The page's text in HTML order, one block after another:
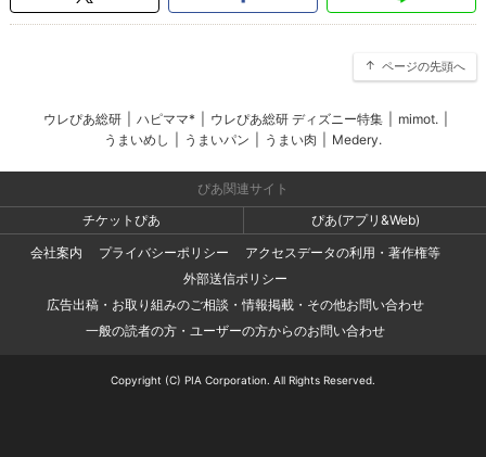
ページの先頭へ
ウレぴあ総研 ハピママ* ウレぴあ総研 ディズニー特集 mimot.
うまいめし
うまいパン うまい肉 Medery.
ぴあ関連サイト
チケットぴあ
ぴあ(アプリ&Web)
会社案内
プライバシーポリシー
アクセスデータの利用・著作権等
外部送信ポリシー
広告出稿・お取り組みのご相談・情報掲載・その他お問い合わせ
一般の読者の方・ユーザーの方からのお問い合わせ
Copyright (C) PIA Corporation. All Rights Reserved.